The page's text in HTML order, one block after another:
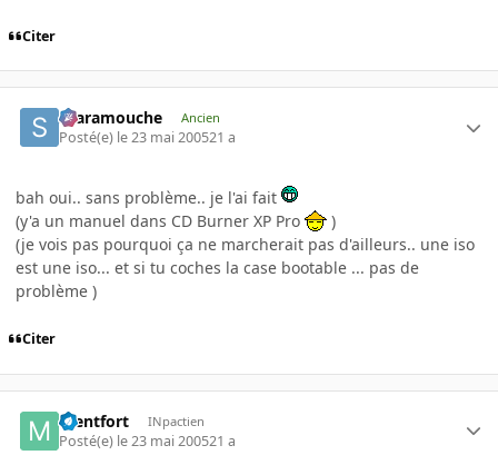
Citer
Scaramouche Ancien
Posté(e) le 23 mai 200521 a
bah oui.. sans problème.. je l'ai fait
(y'a un manuel dans CD Burner XP Pro
)
(je vois pas pourquoi ça ne marcherait pas d'ailleurs.. une iso
est une iso... et si tu coches la case bootable ... pas de
problème )
Citer
mentfort INpactien
Posté(e) le 23 mai 200521 a